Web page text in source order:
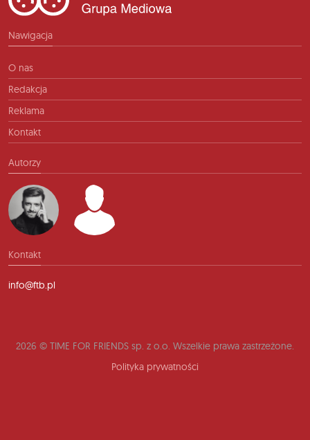
Nawigacja
O nas
Redakcja
Reklama
Kontakt
Autorzy
Kontakt
info@ftb.pl
2026 © TIME FOR FRIENDS sp. z o.o. Wszelkie prawa zastrzeżone.
Polityka prywatności